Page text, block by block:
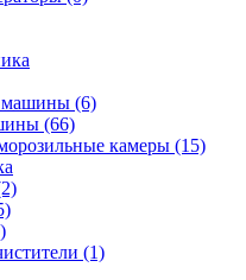
машины (6)
(66)
камеры (15)
(1)